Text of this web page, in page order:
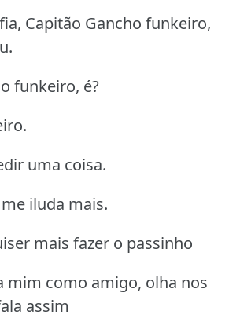
Capitão Gancho funkeiro,
funkeiro, é?
uma coisa.
iluda mais.
mais fazer o passinho
mim como amigo, olha nos
assim